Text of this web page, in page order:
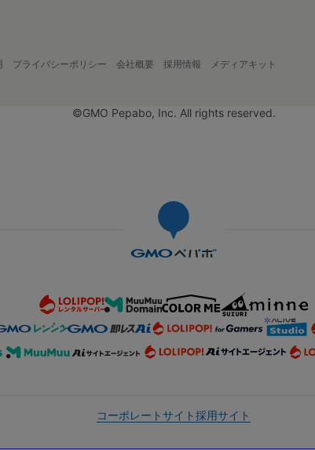
プライバシーポリシー 会社概要 採用情報 メディアキット
©GMO Pepabo, Inc. All rights reserved.
コーポレートサイト採用サイト